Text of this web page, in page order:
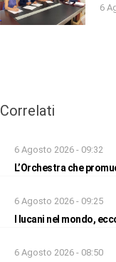
6
Correlati
6 Agosto 2026 - 09:32
L’Orchestra che
6 Agosto 2026 - 09:25
I lucani nel mondo,
6 Agosto 2026 - 08:50